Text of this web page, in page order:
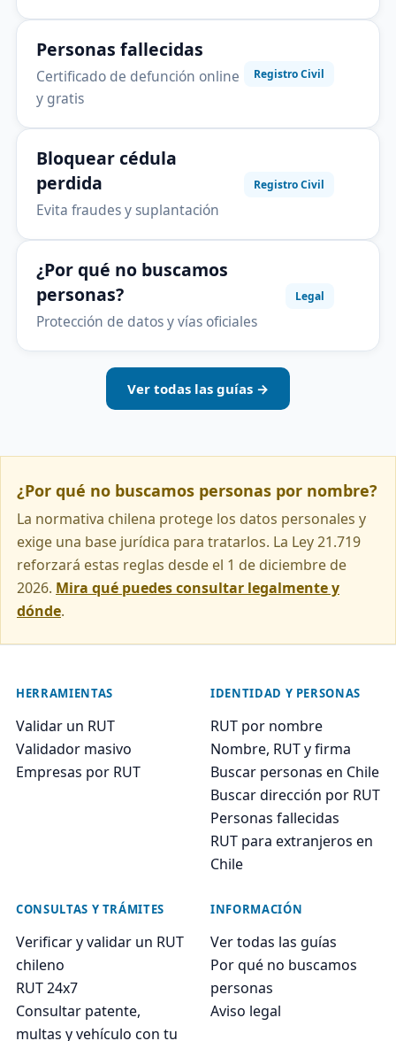
Personas fallecidas
Certificado de defunción online
y gratis
Registro Civil
Bloquear cédula
perdida
Evita fraudes y suplantación
Registro Civil
¿Por qué no buscamos
personas?
Protección de datos y vías oficiales
Legal
Ver todas las guías →
¿Por qué no buscamos personas por nombre?
La normativa chilena protege los datos personales y
exige una base jurídica para tratarlos. La Ley 21.719
reforzará estas reglas desde el 1 de diciembre de
2026. Mira qué puedes consultar legalmente y
dónde.
HERRAMIENTAS
Validar un RUT
Validador masivo
Empresas por RUT
IDENTIDAD Y PERSONAS
RUT por nombre
Nombre, RUT y firma
Buscar personas en Chile
Buscar dirección por RUT
Personas fallecidas
RUT para extranjeros en
Chile
CONSULTAS Y TRÁMITES
Verificar y validar un RUT
chileno
RUT 24x7
Consultar patente,
multas y vehículo con tu
INFORMACIÓN
Ver todas las guías
Por qué no buscamos
personas
Aviso legal